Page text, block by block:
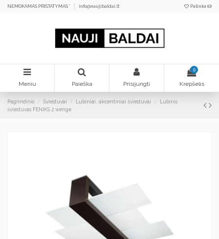
NEMOKAMAS PRISTATYMAS * info@naujibaldai.lt Patinka (0)
Meniu Paieška Prisijungti
0
Krepšelis
Pagrindinis Šviestuvai Lubiniai, akcentiniai šviestuvai
Lubinis
šviestuvas FENIKS 2 wenge